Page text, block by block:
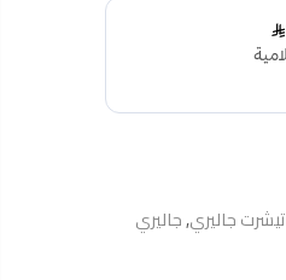
تيشرت جاليري,جاليري